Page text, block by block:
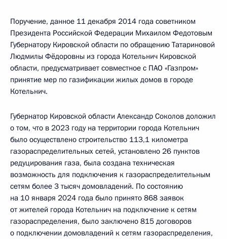
Поручение, данное 11 декабря 2014 года советником
Президента Российской Федерации Михаилом Федотовым
Губернатору Кировской области по обращению Татариновой
Людмилы Фёдоровны из города Котельнич Кировской
области, предусматривает совместное с ПАО «Газпром»
принятие мер по газификации жилых домов в городе
Котельнич.
Губернатор Кировской области Александр Соколов доложил
о том, что в 2023 году на территории города Котельнич
было осуществлено строительство 113,1 километра
газораспределительных сетей, установлено 26 пунктов
редуцирования газа, была создана техническая
возможность для подключения к газораспределительным
сетям более 3 тысяч домовладений. По состоянию
на 10 января 2024 года было принято 868 заявок
от жителей города Котельнич на подключение к сетям
газораспределения, было заключено 815 договоров
о подключении домовладений к сетям газораспределения,